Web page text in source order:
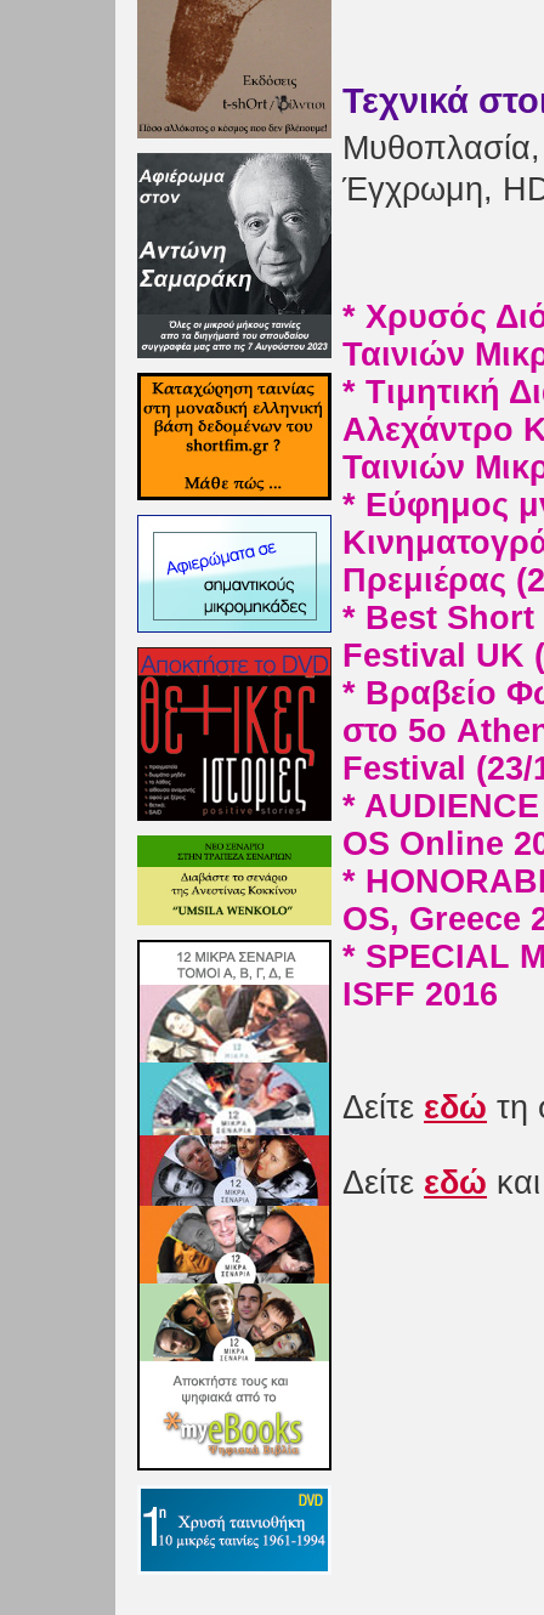
Τεχνικά
Έγχρωμη,
* Χρυσός
Ταινιών
* Τιμητική
Αλεχάντρο
Ταινιών
* Εύφημος
Πρεμιέρας
* Best
Festival UK
* Βραβείο
στο 5ο
Festival (23/
*
OS Online
*
OS, Greece
* SPECIAL
ISFF 2016
Δείτε εδώ τη
Δείτε εδώ